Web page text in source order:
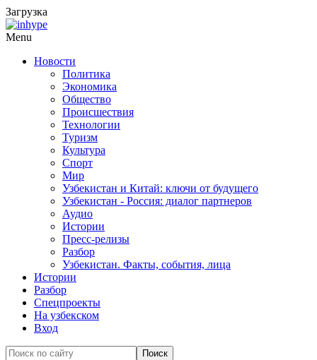
Загрузка
Menu
Новости
Политика
Экономика
Общество
Происшествия
Технологии
Туризм
Культура
Спорт
Мир
Узбекистан и Китай: ключи от будущего
Узбекистан - Россия: диалог партнеров
Аудио
Истории
Пресс-релизы
Разбор
Узбекистан. Факты, события, лица
Истории
Разбор
Спецпроекты
На узбекском
Вход